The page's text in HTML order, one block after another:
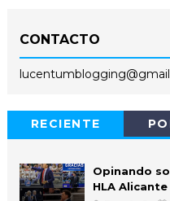
CONTACTO
RECIENTE
Opinando
HLA